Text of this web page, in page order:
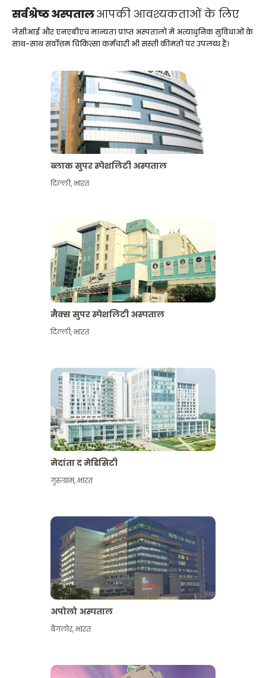
सर्वश्रेष्ठ अस्पतालआपकी आवश्यकताओं के लिए
जेसीआई और एनएबीएच मान्यता प्राप्त अस्पतालों में अत्याधुनिक सुविधाओं के
साथ-साथ सर्वोत्तम चिकित्सा कर्मचारी भी सस्ती कीमतों पर उपलब्ध हैं।
ब्लाक सुपर स्पेशलिटी अस्पताल
दिल्ली,भारत
मैक्स सुपर स्पेशलिटी अस्पताल
दिल्ली,भारत
मेदांता द मेडिसिटी
गुरुग्राम,भारत
अपोलो अस्पताल
बैंगलोर,भारत